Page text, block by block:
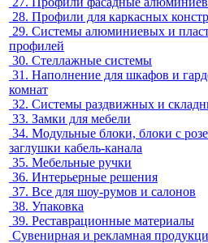
28. Профили для каркасных
29. Системы алюминиевых и
профилей
30. Стеллажные системы
31. Наполнение для шкафов и
комнат
32. Системы раздвижных и
33. Замки для мебели
34. Модульные блоки, блоки с
заглушки кабель-канала
35. Мебельные ручки
36. Интерьерные решения
37. Все для шоу-румов и салонов
38. Упаковка
39. Реставрационные материалы
Сувенирная и рекламная